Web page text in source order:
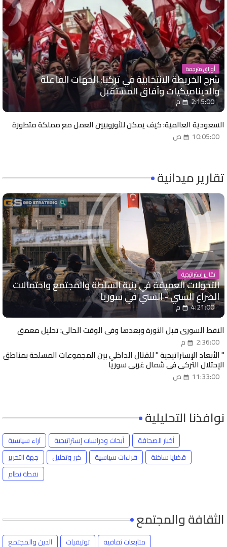
أوراق مترجمة
شرح الخريطة الانتخابية في تركيا: الجهات الفاعلة
والديناميكيات وآفاق المستقبل
2:15:00 م
السعودية العالمية: كيف يمكن للأوروبيين العمل مع مملكة متطورة
10:05:00 ص
تقارير ميدانية
تقارير إستراتيجية
التحولات العميقة في بنية السلطة والمجتمع واحتمالات
الصراع السني - السني في سوريا
4:21:00 م
النفط السوري قبل الثورة وبعدها وفي الوقت الحالي: تحليل معمق
2:36:00 م
" الأبعاد الإستراتيجية " للقتال الداخلي بين المجموعات المسلحة بمناطق
الإحتلال التركي في شمال غربي سوريا
11:33:00 ص
نوافذنا التحليلية
آراء سياسية أبحاث ودراسات إستراتيجية
أخبار الصحافة
جهة التحرير
خبر وتحليل قراءات سياسية
قضايا ساخنة
نقطة نظام
الثقافة والمجتمع
الدين والمجتمع توثيقيات متابعات ثقافية